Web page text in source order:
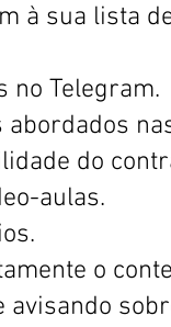
à sua lista
no Telegram.
do
aulas.
o
avisando